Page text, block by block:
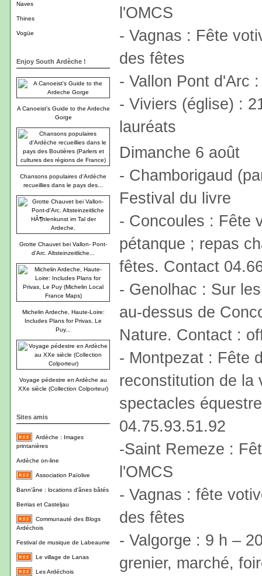
Naves
Thines
Vogüe
Enjoy South Ardèche !
A Canoeist's Guide to the Ardeche
Gorge
Chansons populaires d'Ardèche
recueillies dans le pays des...
Grotte Chauvet bei Vallon- Pont-
d'Arc. Altsteinzeitliche...
Michelin Ardeche, Haute-Loire:
Includes Plans for Privas, Le
Puy...
Voyage pédestre en Ardèche au
XXe siècle (Collection Colporteur)
Sites amis
Ardèche : Images
printanières
Ardèche on-line
Association Païolive
Bann'âne : locations d'ânes bâtés
Berrias et Casteljau
Communauté des Blogs
Ardéchois
Festival de musique de Labeaume
Le village de Lanas
Les Ardéchois
l'OMCS
- Vagnas : Fête
des fêtes
- Vallon Pont d'Arc
- Viviers (église) :
lauréats
Dimanche 6 août
- Chamborigaud
Festival du livre
- Concoules : Fête
pétanque ; repas
fêtes. Contact
- Genolhac : Sur
au-dessus de
Nature. Contact :
- Montpezat : Fête
reconstitution de la
spectacles
04.75.93.51.92
-Saint Remeze :
l'OMCS
- Vagnas : fête
des fêtes
- Valgorge : 9 h –
grenier, marché,